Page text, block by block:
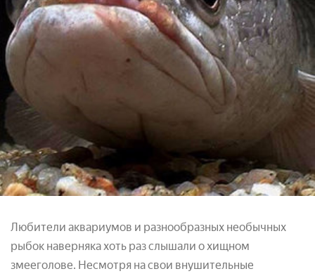
Любители аквариумов и разнообразных необычных
рыбок наверняка хоть раз слышали о хищном
змееголове. Несмотря на свои внушительные